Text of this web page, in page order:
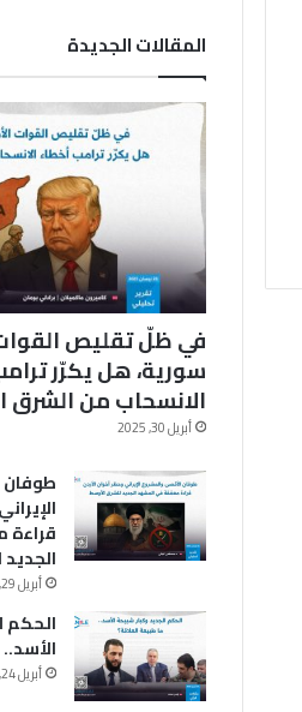
ب
و
ك
المقالات الجديدة
في ظلّ تقليص
سورية، هل يكرّر
الانسحاب من الشرق
أبريل 30, 2025
طوفان
أبريل 29, 2025
الحكم
أبريل 24, 2025